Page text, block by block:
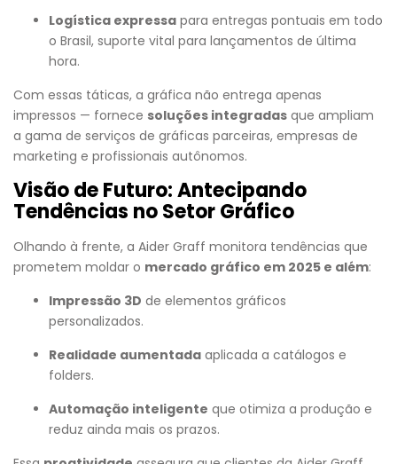
Logística expressa para entregas pontuais em todo
o Brasil, suporte vital para lançamentos de última
hora.
Com essas táticas, a gráfica não entrega apenas
impressos — fornece soluções integradas que ampliam
a gama de serviços de gráficas parceiras, empresas de
marketing e profissionais autônomos.
Visão de Futuro: Antecipando
Tendências no Setor Gráfico
Olhando à frente, a Aider Graff monitora tendências que
prometem moldar o mercado gráfico em 2025 e além:
Impressão 3D de elementos gráficos
personalizados.
Realidade aumentada aplicada a catálogos e
folders.
Automação inteligente que otimiza a produção e
reduz ainda mais os prazos.